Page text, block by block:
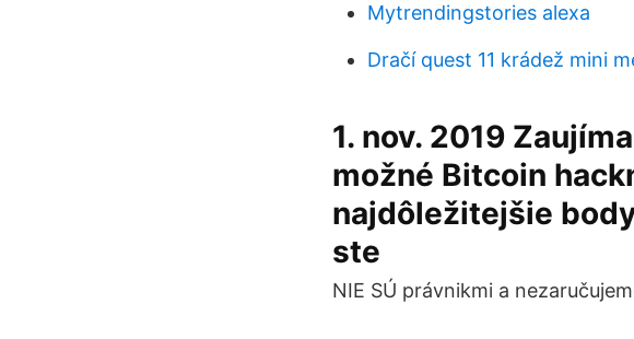
Mytrendingstories alexa
Dračí quest 11 krádež mini
1. nov. 2019
možné Bitcoin
najdôležitejšie
ste
NIE SÚ právnikmi a